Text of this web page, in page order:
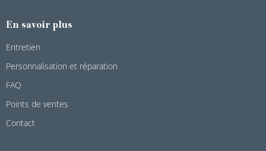
En savoir plus
Entretien
Personnalisation et réparation
FAQ
Points de ventes
Contact